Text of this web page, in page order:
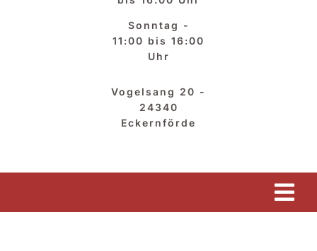
Sonntag -
11:00 bis 16:00
Uhr
Vogelsang 20 -
24340
Eckernförde